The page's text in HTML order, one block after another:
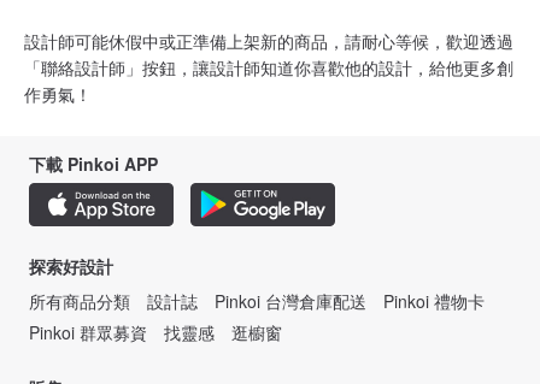
設計師可能休假中或正準備上架新的商品，請耐心等候，歡迎透過
「聯絡設計師」按鈕，讓設計師知道你喜歡他的設計，給他更多創
作勇氣！
下載 Pinkoi APP
探索好設計
所有商品分類
設計誌 Pinkoi 台灣倉庫配送
Pinkoi 禮物卡
Pinkoi 群眾募資
找靈感 逛櫥窗